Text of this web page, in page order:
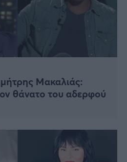
Μακαλιάς:
θάνατο του αδερφού